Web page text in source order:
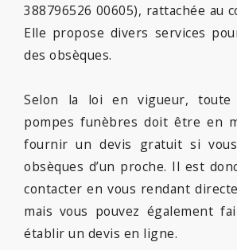
388796526 00605), rattachée au
Elle propose divers services
des obsèques.
Selon la loi en vigueur, toute
pompes funèbres doit être en
fournir un devis gratuit si
obsèques d’un proche. Il est
contacter en vous rendant
mais vous pouvez également
établir un devis en ligne.